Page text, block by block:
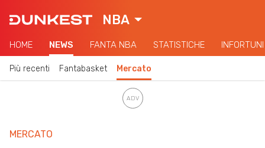
NBA
HOME NEWS FANTA NBA STATISTICHE INFORTUNI
Più recenti Fantabasket Mercato
MERCATO